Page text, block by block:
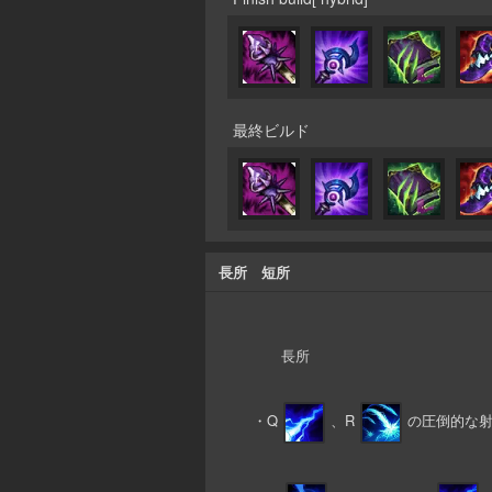
最終ビルド
長所 短所
長所
・Q 、R の圧倒的な